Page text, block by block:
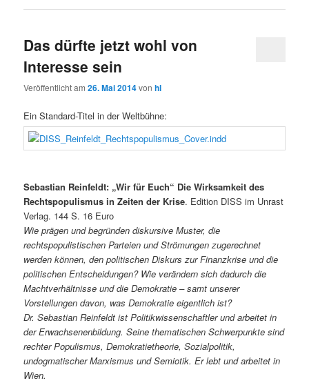
Das dürfte jetzt wohl von
Interesse sein
Veröffentlicht am26. Mai 2014vonhl
Ein Standard-Titel in der Weltbühne:
Sebastian Reinfeldt: „Wir für Euch“ Die Wirksamkeit des
Rechtspopulismus in Zeiten der Krise. Edition DISS im Unrast
Verlag. 144 S. 16 Euro
Wie prägen und begründen diskursive Muster, die
rechtspopulistischen Parteien und Strömungen zugerechnet
werden können, den politischen Diskurs zur Finanzkrise und die
politischen Entscheidungen? Wie verändern sich dadurch die
Machtverhältnisse und die Demokratie – samt unserer
Vorstellungen davon, was Demokratie eigentlich ist?
Dr. Sebastian Reinfeldt ist Politikwissenschaftler und arbeitet in
der Erwachsenenbildung. Seine thematischen Schwerpunkte sind
rechter Populismus, Demokratietheorie, Sozialpolitik,
undogmatischer Marxismus und Semiotik. Er lebt und arbeitet in
Wien.